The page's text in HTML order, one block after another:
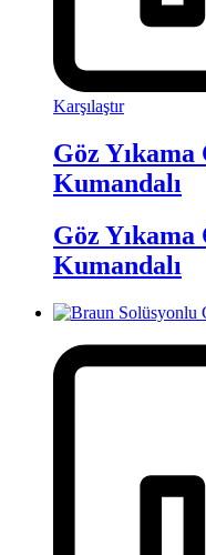
Karşılaştır
Göz Yıkama
Kumandalı
Göz
Kumandalı